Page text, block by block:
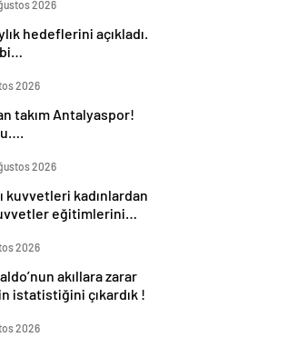
2026
hedeflerini açıkladı.
2026
takım Antalyaspor!
2026
kuvvetleri kadınlardan
eğitimlerini
2026
akıllara zarar
istatistiğini çıkardık !
2026